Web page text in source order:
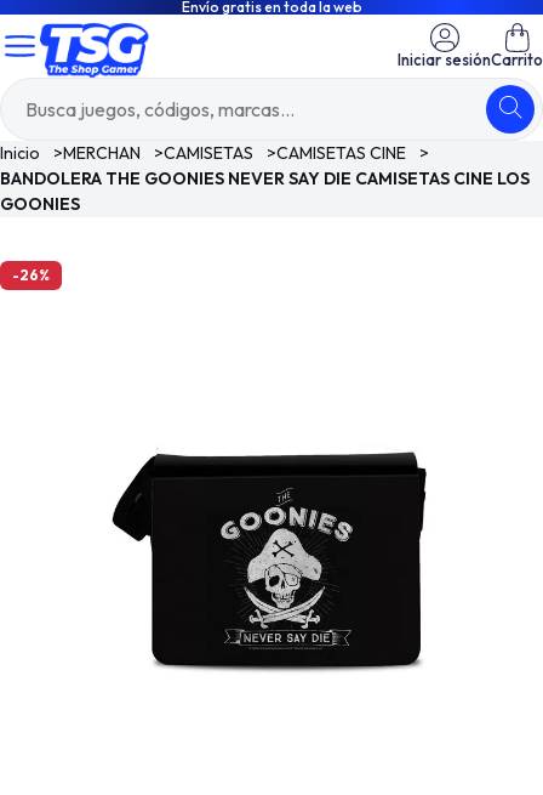
Envío gratis en toda la web
Iniciar sesiónCarrito
Inicio >MERCHAN >CAMISETAS >CAMISETAS CINE
>
BANDOLERA THE GOONIES NEVER SAY DIE CAMISETAS CINE LOS
GOONIES
-26%